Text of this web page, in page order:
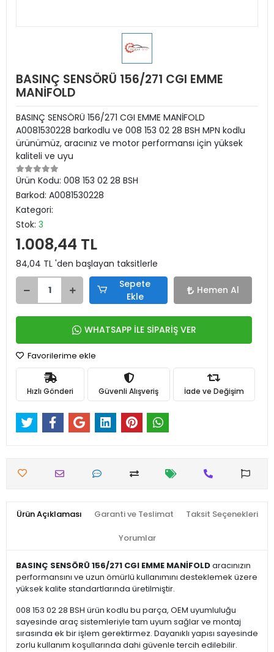
BASINÇ SENSÖRÜ 156/271 CGI EMME
MANİFOLD
BASINÇ SENSÖRÜ 156/271 CGI EMME MANİFOLD
A0081530228 barkodlu ve 008 153 02 28 BSH MPN kodlu
ürünümüz, aracınız ve motor performansı için yüksek
kaliteli ve uyu
Ürün Kodu: 008 153 02 28 BSH
Barkod: A0081530228
Kategori:
Stok: 3
1.008,44 TL
84,04 TL 'den başlayan taksitlerle
Sepete
Ekle
Hemen Al
WHATSAPP İLE SİPARİŞ VER
Favorilerime ekle
Hızlı Gönderi Güvenli Alışveriş İade ve Değişim
Ürün Açıklaması Garanti ve Teslimat Taksit Seçenekleri
Yorumlar
BASINÇ SENSÖRÜ 156/271 CGI EMME MANİFOLDaracınızın
performansını ve uzun ömürlü kullanımını desteklemek üzere
yüksek kalite standartlarında üretilmiştir.
008 153 02 28 BSH ürün kodlu bu parça, OEM uyumluluğu
sayesinde araç sistemleriyle tam uyum sağlar ve montaj
sırasında ek bir işlem gerektirmez. Dayanıklı yapısı sayesinde
zorlu kullanım koşullarında dahi güvenle tercih edilebilir.